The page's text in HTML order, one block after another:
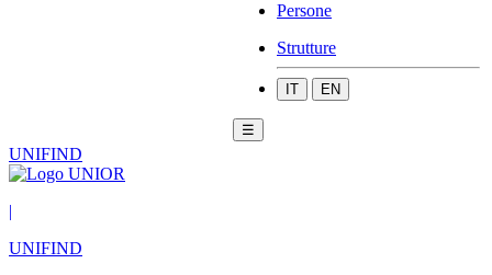
Persone
Strutture
IT EN
☰
UNIFIND
|
UNIFIND